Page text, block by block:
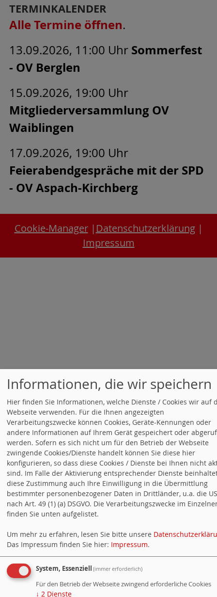
TERMINKALENDER
Alle Termine öffnen.
13.09.2026, 11:00 Uhr Sommerfest
- OV Berglen
15.09.2026, 19:00 Uhr
Mitgliederversammlung OV
Waiblingen
17.09.2026, 19:00 Uhr
Feierabendgespräche mit der SPD
- OV Aspach-Kirchberg
Cookie-Manager| Datenschutzerklärung|
Impressum
Informationen, die wir speichern
Hier finden Sie Informationen, welche Dienste / Cookies wir auf
Webseite verwenden. Für die Ihnen angezeigten
Verarbeitungszwecke können Cookies, Geräte-Kennungen oder
andere Informationen auf Ihrem Gerät gespeichert oder
werden. Sofern es sich nicht um für den Betrieb der Webseite
zwingende Cookies/Dienste handelt können Sie diese hier
konfigurieren, so dass diese Cookies / Dienste bei Ihnen nicht
sind. Im Falle der Aktivierung entsprechender Dienste
diese Zustimmung auch Ihre Einwilligung in die Übermittlung
bestimmter personenbezogener Daten in Drittländer, u.a. die
nach Art. 49 (1) (a) DSGVO. Die Verarbeitungszwecke im
finden Sie unten aufgelistet.
Um mehr zu erfahren, lesen Sie bitte unsere
Das Impressum finden Sie hier: Impressum.
System, Essenziell (immer erforderlich)
Für den Betrieb der Webseite zwingend erforderliche Cookies
↓ 2 Dienste